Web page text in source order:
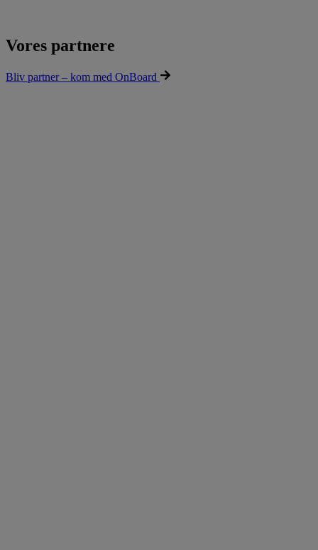
Vores partnere
Bliv partner – kom med OnBoard